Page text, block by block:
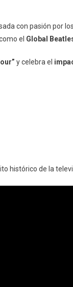
con pasión por
el Global
y celebra el
histórico de la